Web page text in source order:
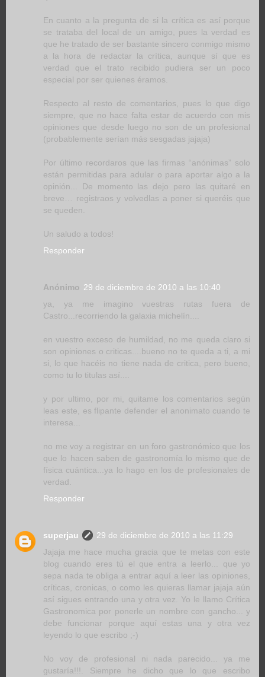
En cuanto a la pregunta de si la crítica es así porque
se trataba del local de un amigo, pues la verdad es
que he tratado de ser bastante sincero conmigo mismo
a la hora de redactar la crítica, aunque sí que es
verdad que el trato recibido pudiera ser un poco
especial por ser quienes éramos.
Respecto al resto de comentarios, pues lo que digo
siempre, que no hace falta estar de acuerdo con mis
opiniones que desde luego no son de un profesional
(probablemente serían más sesgadas jajaja)
Por último recordaros que las firmas “anónimas” solo
están permitidas para adular o para aportar algo a la
opinión... De momento las dejo pero las quitaré en
breve… registraos y volvedlas a poner si queréis que
se queden.
Un saludo a todos!
Responder
Anónimo 29 de diciembre de 2010 a las 10:40
ya, ya me imagino vuestras rutas fuera de
Castro...recorriendo la galaxia michelín....
en vuestro exceso de humildad, no me queda claro si
son opiniones o criticas....bueno no te queda a ti, a mi
si, lo que hacéis no tiene nada de critica, pero bueno,
como tu lo titulas así....
y por ultimo, por mi, quitame los comentarios según
leas este, es flipante defender el anonimato cuando te
interesa...
no me voy a registrar en un foro gastronómico que los
que lo hacen saben de gastronomía lo mismo que de
física cuántica...ya lo hago en los de profesionales de
verdad.
Responder
superjau
29 de diciembre de 2010 a las 11:29
Jajaja me hace mucha gracia que te metas con este
blog cuando eres tú el que entra a leerlo... que yo
sepa nada te obliga a entrar aquí a leer las opiniones,
críticas, cronicas, o como les quieras llamar jajaja aún
así sigues entrando una y otra vez. Yo le llamo Crítica
Gastronomica por ponerle un nombre con gancho... y
debe funcionar porque aquí estas una y otra vez
leyendo lo que escribo ;-)
No voy de profesional ni nada parecido... ya me
gustaría!!!. Siempre he dicho que lo que escribo